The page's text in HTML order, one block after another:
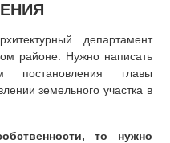
департамент
районе. Нужно написать
постановления главы
земельного участка в
то нужно